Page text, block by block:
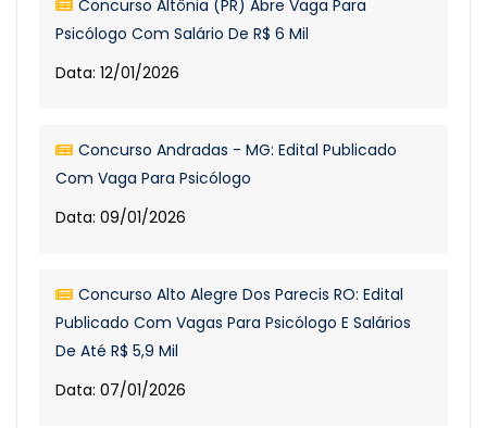
Concurso Altônia (PR) Abre Vaga Para
Psicólogo Com Salário De R$ 6 Mil
Data: 12/01/2026
Concurso Andradas - MG: Edital Publicado
Com Vaga Para Psicólogo
Data: 09/01/2026
Concurso Alto Alegre Dos Parecis RO: Edital
Publicado Com Vagas Para Psicólogo E Salários
De Até R$ 5,9 Mil
Data: 07/01/2026